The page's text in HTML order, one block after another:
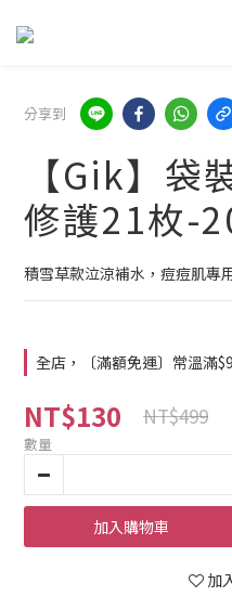
分享到
【Gik】袋
修護21枚-
積雪草款泣涼補水，痘痘肌專
全店，〔滿額免運〕常溫滿
NT$130 NT$499
數量
加入購物車
加